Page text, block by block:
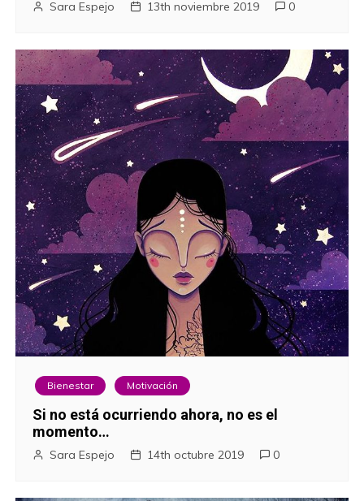
Sara Espejo 13th noviembre 2019 0
Bienestar Motivación
Si no está ocurriendo ahora, no es el
momento…
Sara Espejo 14th octubre 2019 0